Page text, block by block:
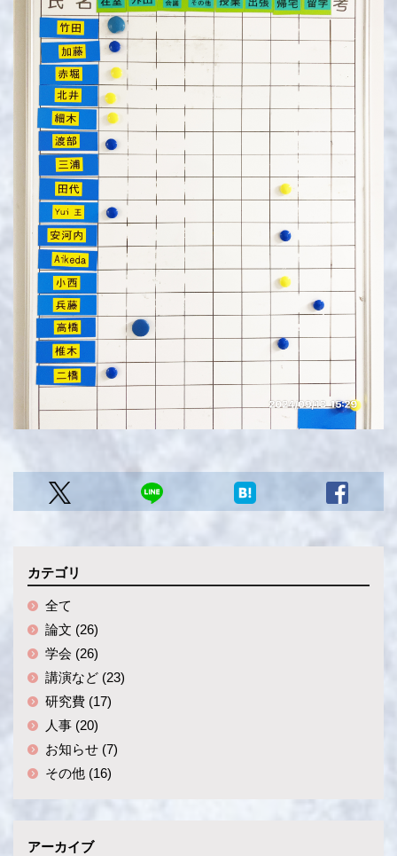
カテゴリ
全て
論文 (26)
学会 (26)
講演など (23)
研究費 (17)
人事 (20)
お知らせ (7)
その他 (16)
アーカイブ